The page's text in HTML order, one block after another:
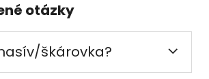
otázky
škárovka?